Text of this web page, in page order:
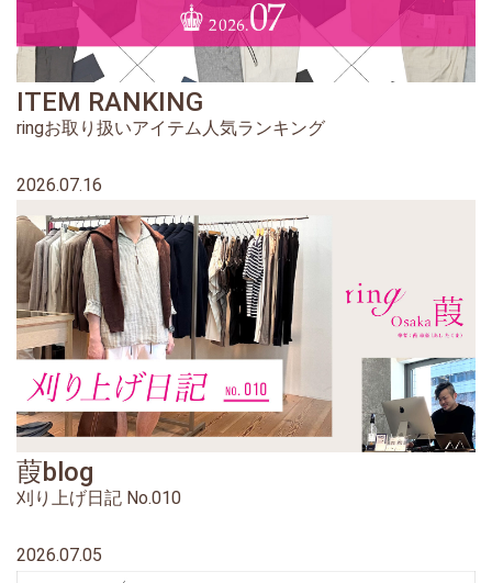
ITEM RANKING
ringお取り扱いアイテム人気ランキング
2026.07.16
葭blog
刈り上げ日記 No.010
2026.07.05